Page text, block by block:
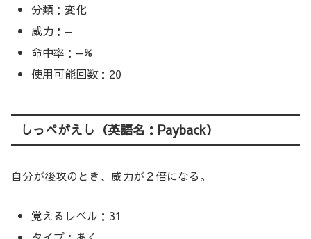
分類：変化
威力：—
命中率：—%
使用可能回数：20
しっぺがえし（英語名：Payback）
自分が後攻のとき、威力が２倍になる。
覚えるレベル：31